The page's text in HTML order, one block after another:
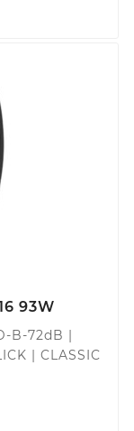
93W
B-72dB |
| CLASSIC